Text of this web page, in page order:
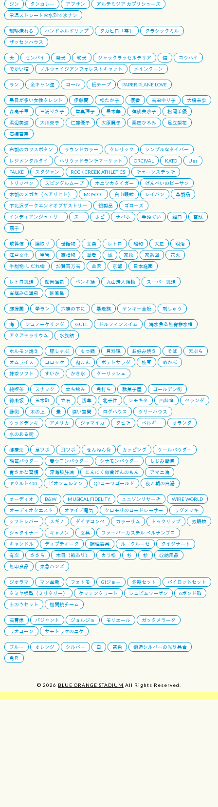
ジン
タンカレー アブサン
アルテミジア カプリシューズ
常温ストレートお水別で氷ナシ
珈琲淹れる ハンドネルドリップ タカヒロ「雫」
クラシックミル
ザッセンハウス
犬 センパイ 柴犬 和犬 ジャックラッセルテリア 猫
コウハイ
でかい猫
ノルウェイジアンフォレストキャット メインクーン
ラン 全キャン連 コール 紙テープ PAPER PLANE LOVE
黒目が多い女性タレント 伊藤蘭 松たか子 優香 石田ゆり子
大橋未歩
森高千里
三浦りさ子 堂真理子 黒木華 蓮佛美沙子
松岡茉優
浜辺美波
大川栄子 仁藤優子 大原麗子 栗田ひろみ
足立梨花
石橋杏奈
布製のカフスボタン ラウンドカラー クレリック
シンプルなタイバー
レジメンタルタイ
ハリウッドランチマーケット ORCIVAL KATO
Ues
FALKE
スタジャン ROCK CREEK ATHLETICS
チェーンステッチ
トリッペン
スピングルムーブ オニツカタイガー
げんべいのビーサン
木製のメガネ（ヘアリヒト）
MOSCOT 白山眼鏡 レイバン
革製品
下北沢ダークエンドオブザストリー
銀製品
ゴローズ
インディアンジュエリー
ズニ ホピ ナバホ 手ぬぐい 鯉口
雪駄
扇子
歌舞伎 隈取り 世話物 文楽 レトロ 昭和 大正
明治
江戸文化
甲冑 旗指物 忍者 城 家紋 家系図
花火
半割物-しだれ柳
加賀百万石 金沢 京都 日本庭園
レトロ銭湯 船岡温泉 ペンキ絵 丸山清人絵師
スーパー銭湯
岩組みの温泉
砂風呂
應援團 學ラン 六旗の下に 暴走族 ヤンキー全般 刺しゅう
海 シュノーケリング GULL ドルフィンスイム
海水魚＆無脊椎水槽
アクアテラリウム
水族館
ホルモン焼き 豚しゃぶ もつ鍋 貝料理 お好み焼き そば
天ぷら
オムライス
コロッケ 肉まん ポテトサラダ 枝豆
めかぶ
抹茶ソフト
すいか かき氷 クーリッシュ
純喫茶 スナック 立ち飲み 角打ち 駄菓子屋
ゴールデン街
神楽坂
荒木町 立石 浅草 北千住 シモキタ 西荻窪
ベランダ
縁側
木の上 畳 狭い空間 ログハウス
ツリーハウス
ウッドデッキ
アメリカ ジャマイカ タヒチ ベルギー
オランダ
水のある街
健康法 足ツボ 耳ツボ せんねん灸 カッピング
ケールパウダー
熊笹パウダー
春ウコンパウダー シナモンパウダー
しじみ習慣
青さかな習慣
深海鮫肝油 にんにく卵黄げんのもん
アマニ油
ヤクルト400
ビオフェルミン QPコーワゴールド 夜と朝の白湯
オーディオ B&W MUSICAL FIDELITY ユニゾンリサーチ
WIRE WORLD
オーディオクエスト
オヤイデ電気 クロモリのロードレーサー
ラグメッキ
シフトレバー
スギノ ダイヤコンペ カラーリム トゥクリップ
双眼鏡
シュタイナー
キャノン 文具
ファーバーカステル ペルナンブコ
キャンドル
ディプティーク 調理器具 ル・クルーゼ
クイジナート
有次
ささら 木目（節あり） カラ松 杉 桧
収納用品
無印良品
東急ハンズ
ジオラマ マン盆栽 フォトモ GIジョー 冬期セット
パイロットセット
タミヤ模型（ミリタリー）
ケッテンクラート シュビムワーゲン
6ポンド砲
土のうセット
機関銃チーム
石膏像 パジャント ジョルジョ モリエール
ガッタメラータ
ラオコーン
サモトラケのニケ
ブルー オレンジ シルバー 白 茶色
鍛造シルバーの光り具合
角Ｒ
© 2026 BLUE ORANGE STADIUM All Rights Reserved.